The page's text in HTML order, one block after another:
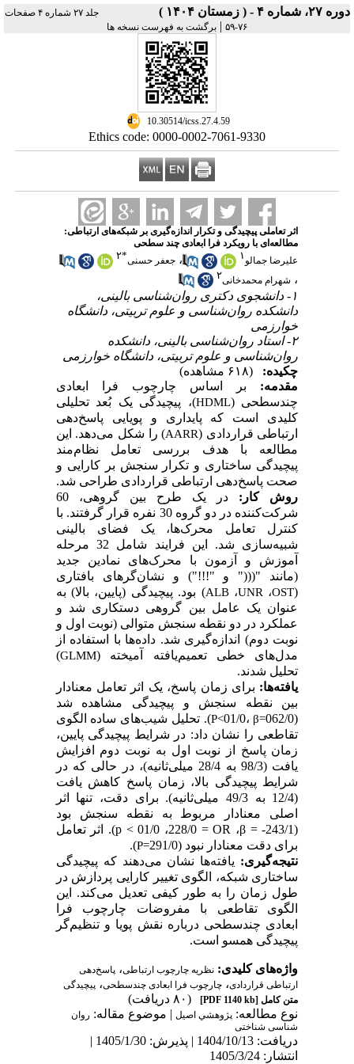
دوره ۲۷، شماره ۴ - ( زمستان ۱۴۰۴ )
جلد ۲۷ شماره ۴ صفحات
۷۶-۵۹
| برگشت به فهرست نسخه ها
‎ 10.30514/icss.27.4.59
Ethics code: 0000-0002-7061-9330
اثر تعاملی پیچیدگی و تکرار اندازه‌گیری بر شبکه‌‌های ارتباطی:
مطالعه‌ای با رویکرد فرا ابعادی چند سطحی
علیرضا جمالو ۱ ، جعفر حسنی*۲
، شهرام محمدخانی۲
۱- دانشجوی دکتری روان‌شناسی بالینی،
دانشکده روان‌شناسی و علوم تربیتی، دانشگاه
خوارزمی
۲- استاد روان‌شناسی بالینی، دانشکده
روان‌شناسی و علوم تربیتی، دانشگاه خوارزمی
چکیده:
(۶۱۸ مشاهده)
مقدمه: بر اساس چارچوب فرا ابعادی
چندسطحی (HDML)، پیچیدگی یک بُعد تحلیلی
کلیدی است که پایداری و پویایی پاسخ‌دهی
ارتباطی قراردادی (AARR) را شکل میدهد. این
مطالعه با هدف بررسی تعامل نظاممند
پیچیدگی ساختاری و تکرار سنجش بر کارایی و
صحت پاسخ‌دهی ارتباطی قراردادی طراحی شد.
روش کار : در یک طرح بین گروهی،60
شرکت
کننده در دو گروه 30 نفره قرار گرفتند. با
کنترل تعامل محرکها، یک فضای بالینی
شبیه
سازی شد. این فرایند شامل 32 مرحله
آموزش و آزمون با محرکهای نمادین جدید
(مانند "(((" و "!!!") و نشان‌گرهای بافتاری
(
OST، UNR،ALB) بود. پیچیدگی (پایین، بالا) به
عنوان یک عامل بین گروهی دستکاری شد و
عملکرد در دو نقطه سنجش متوالی (نوبت اول و
نوبت دوم) اندازهگیری شد. دادهها با استفاده از
مدلهای خطی تعمیمیافته آمیخته (GLMM
)
تحلیل شدند.
یافتهها: برای زمان پاسخ، یک اثر تعامل معنادار
بین نقطه سنجش و پیچیدگی مشاهده شد
(
062/0
=
β ،01/0 >
P). تحلیل شیبهای ساده الگوی
تقاطعی را نشان داد: در شرایط پیچیدگی پایین،
زمان پاسخ از نوبت اول به نوبت دوم افزایش
یافت (98/3 به 28/4 میلی
ثانیه)، در حالی ­که در
شرایط پیچیدگی بالا، زمان پاسخ کاهش یافت
(12/4
به 49/3 میلیثانیه). برای دقت، تنها اثر
اصلی معنادار مربوط به نقطه سنجش بود
(243/1- =
β، OR= 228/0، 01/0 > p). اثر تعامل
برای دقت معنادار نبود (291/0
=
P
).
نتیجهگیری: یافتهها نشان میدهند که پیچیدگی
ساختاری شبکه، الگوی تغییر کارایی پردازش در
طول زمان را به طور کیفی تعدیل میکند. این
الگوی تقاطعی با مفروضات چارچوب فرا
ابعادی چندسطحی درباره نقش پویا و تنظیمگر
پیچیدگی همسو است.
واژه‌های کلیدی: نظریه چارچوب ارتباطی، پاسخ‌دهی
ارتباطی قراردادی، چارچوب فرا ابعادی چندسطحی، پیچیدگی
متن کامل[PDF 1140 kb]
(۸۰ دریافت)
نوع مطالعه: پژوهشي اصیل | موضوع مقاله: روان
شناسی شناختی
دریافت: 1404/10/13 | پذیرش: 1405/1/30 |
انتشار: 1405/3/24